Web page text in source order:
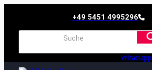
+49 5451 4995296
Whatsapp